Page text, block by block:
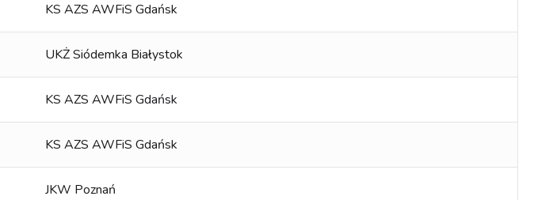
KS AZS AWFiS Gdańsk
UKŻ Siódemka Białystok
KS AZS AWFiS Gdańsk
KS AZS AWFiS Gdańsk
JKW Poznań